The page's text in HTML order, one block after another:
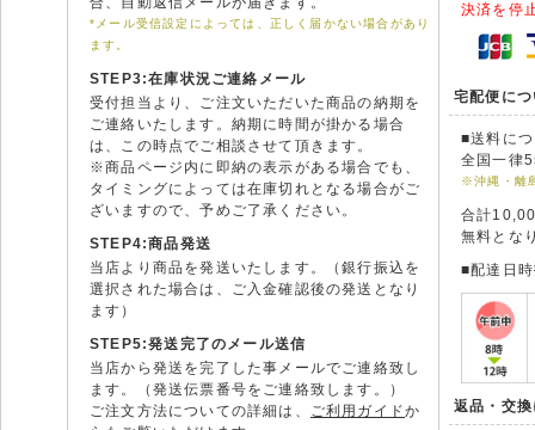
*メール受信設定によっては、正しく届かない場合があり
ます。
STEP3:在庫状況ご連絡メール
受付担当より、ご注文いただいた商品の納期を
ご連絡いたします。納期に時間が掛かる場合
は、この時点でご相談させて頂きます。
※商品ページ内に即納の表示がある場合でも、
タイミングによっては在庫切れとなる場合がご
ざいますので、予めご了承ください。
STEP4:商品発送
当店より商品を発送いたします。（銀行振込を
選択された場合は、ご入金確認後の発送となり
ます）
STEP5:発送完了のメール送信
当店から発送を完了した事メールでご連絡致し
ます。（発送伝票番号をご連絡致します。）
ご注文方法についての詳細は、 ご利用ガイドか
決済を停
宅配便に
■送料に
全国一律
※沖縄・離
合計
無料とな
■配達日
返品・交